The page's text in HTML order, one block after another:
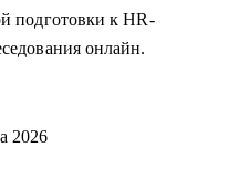
подготовки к HR-
онлайн.
2026